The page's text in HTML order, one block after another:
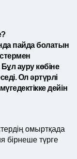
пайда болатын
ауру көбіне
Ол әртүрлі
дейін
омыртқада
бірнеше түрге